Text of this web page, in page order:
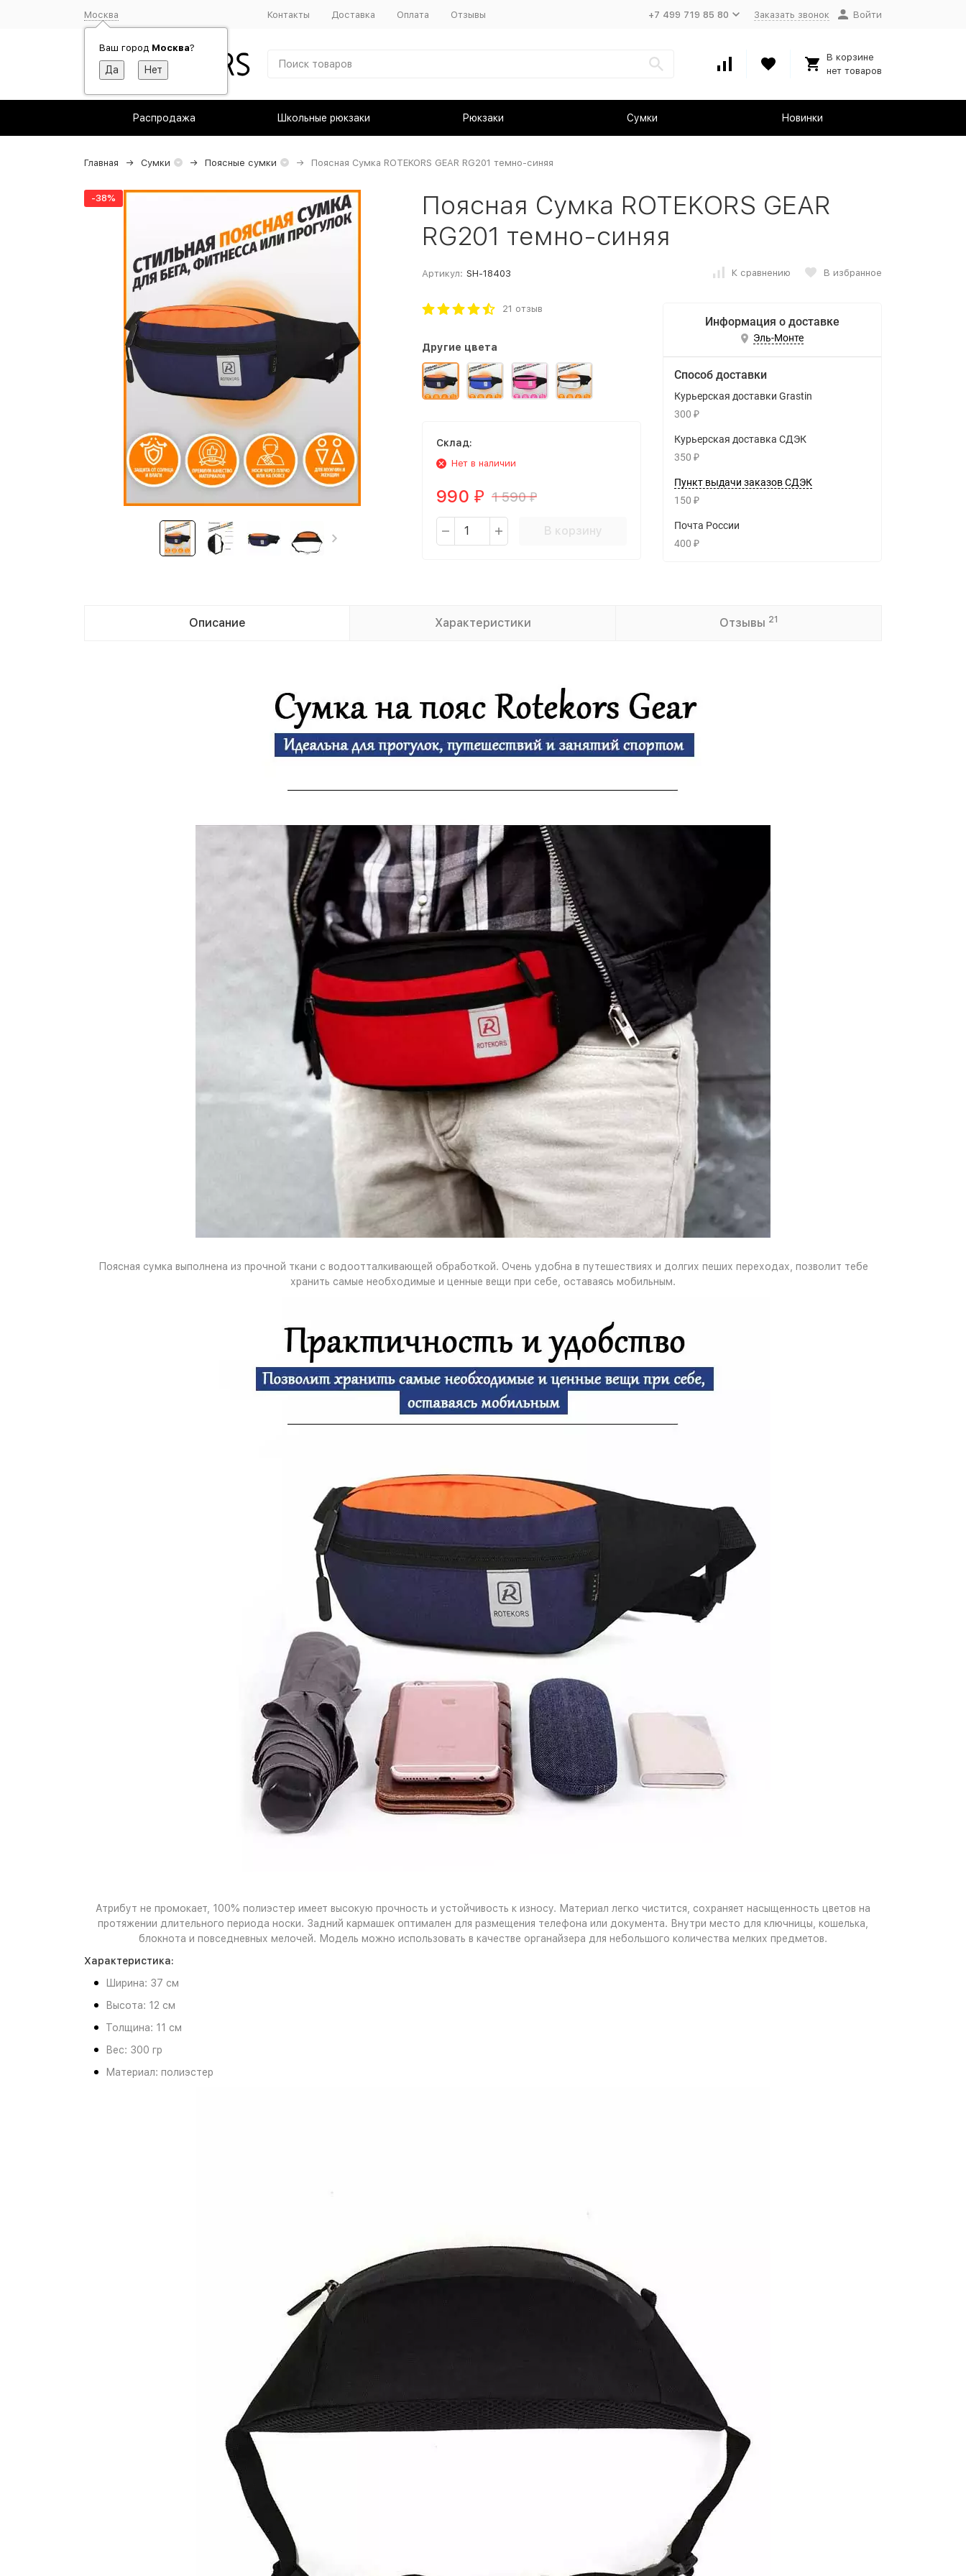
Москва
Ваш город Москва?
Контакты Доставка Оплата Отзывы +7 499 719 85 80 Заказать звонок Войти
В корзине
нет товаров
Распродажа Школьные рюкзаки Рюкзаки Сумки Новинки
Главная Сумки Поясные сумки Поясная Сумка ROTEKORS GEAR RG201 темно-синяя
-38%
Поясная Сумка ROTEKORS GEAR
RG201 темно-синяя
Артикул: SH-18403 К сравнению В избранное
21 отзыв
Другие цвета
Склад:
Нет в наличии
990 ₽ 1 590₽
В корзину
Информация о доставке
Эль-Монте
Способ доставки
Курьерская доставки Grastin
300 ₽
Курьерская доставка СДЭК
350 ₽
Пункт выдачи заказов СДЭК
150 ₽
Почта России
400 ₽
Описание Характеристики Отзывы 21
Поясная сумка выполнена из прочной ткани с водоотталкивающей обработкой. Очень удобна в путешествиях и долгих пеших переходах, позволит тебе
хранить самые необходимые и ценные вещи при себе, оставаясь мобильным.
Атрибут не промокает, 100% полиэстер имеет высокую прочность и устойчивость к износу. Материал легко чистится, сохраняет насыщенность цветов на
протяжении длительного периода носки. Задний кармашек оптимален для размещения телефона или документа. Внутри место для ключницы, кошелька,
блокнота и повседневных мелочей. Модель можно использовать в качестве органайзера для небольшого количества мелких предметов.
Характеристика:
Ширина: 37 см
Высота: 12 см
Толщина: 11 см
Вес: 300 гр
Материал: полиэстер